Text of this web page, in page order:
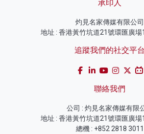
承印人
灼見名家傳媒有限公司
地址 : 香港黃竹坑道21號環匯廣
追蹤我們的社交平台
聯絡我們
公司 : 灼見名家傳媒有限
地址 : 香港黃竹坑道21號環匯廣
總機 : +852 2818 3011